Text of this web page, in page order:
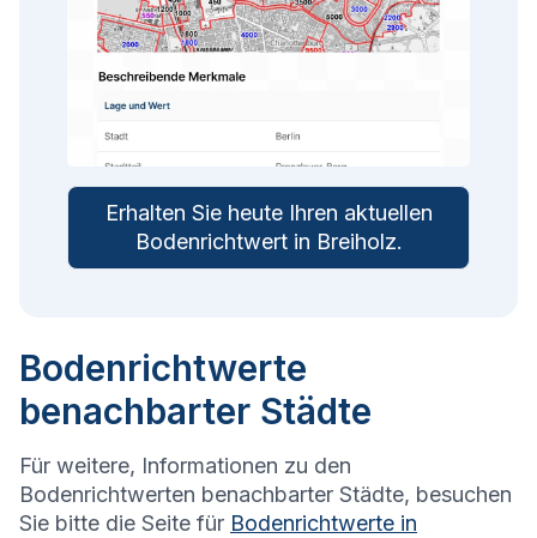
Erhalten Sie heute Ihren aktuellen
Bodenrichtwert in Breiholz.
Bodenrichtwerte
benachbarter Städte
Für weitere, Informationen zu den
Bodenrichtwerten benachbarter Städte, besuchen
Sie bitte die Seite für Bodenrichtwerte in